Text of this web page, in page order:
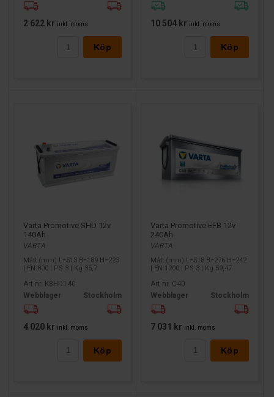
2 622 kr inkl. moms
Köp
10 504 kr inkl. moms
Köp
Varta Promotive SHD 12v
140Ah
VARTA
Mått (mm) L=513 B=189 H=223
| EN:800 | PS:3 | Kg:35,7
Art nr. K8HD140
Webblager
Stockholm
4 020 kr inkl. moms
Köp
Varta Promotive EFB 12v
240Ah
VARTA
Mått (mm) L=518 B=276 H=242
| EN:1200 | PS:3 | Kg:59,47
Art nr. C40
Webblager
Stockholm
7 031 kr inkl. moms
Köp